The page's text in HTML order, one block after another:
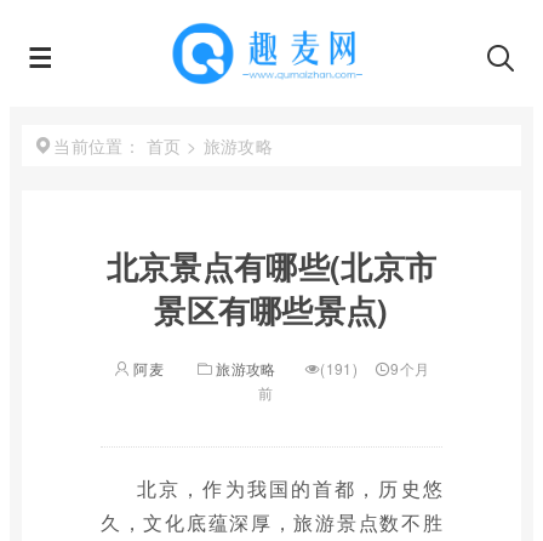
当前位置： 首页 > 旅游攻略
北京景点有哪些(北京市
景区有哪些景点)
阿麦 旅游攻略 (191)
9个月
前
北京，作为我国的首都，历史悠
久，文化底蕴深厚，旅游景点数不胜